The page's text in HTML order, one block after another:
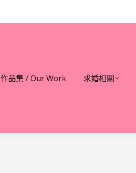
作品集 / Our Work 求婚相關